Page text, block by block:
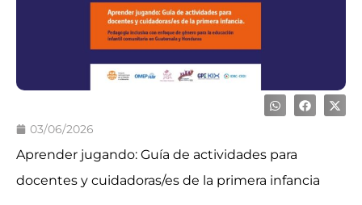
03/06/2026
Aprender jugando: Guía de actividades para
docentes y cuidadoras/es de la primera infancia